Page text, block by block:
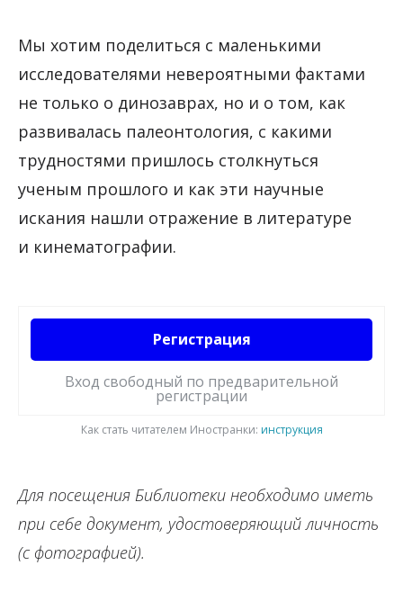
Мы хотим поделиться с маленькими
исследователями невероятными фактами
не только о динозаврах, но и о том, как
развивалась палеонтология, с какими
трудностями пришлось столкнуться
ученым прошлого и как эти научные
искания нашли отражение в литературе
и кинематографии.
Регистрация
Вход свободный по предварительной
регистрации
Как стать читателем Иностранки: инструкция
Для посещения Библиотеки необходимо иметь
при себе документ, удостоверяющий личность
(с фотографией).